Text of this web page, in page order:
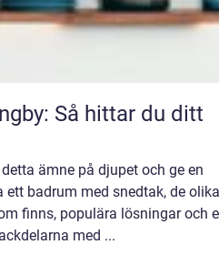
Så hittar du ditt
ämne på djupet och ge en
badrum med snedtak, de olika
finns, populära lösningar och
med ...